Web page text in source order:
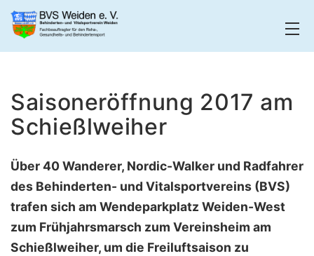
Zum
Inhalt
springen
Saisoneröffnung 2017 am
Schießlweiher
Über 40 Wanderer, Nordic-Walker und Radfahrer
des Behinderten- und Vitalsportvereins (BVS)
trafen sich am Wendeparkplatz Weiden-West
zum Frühjahrsmarsch zum Vereinsheim am
Schießlweiher, um die Freiluftsaison zu